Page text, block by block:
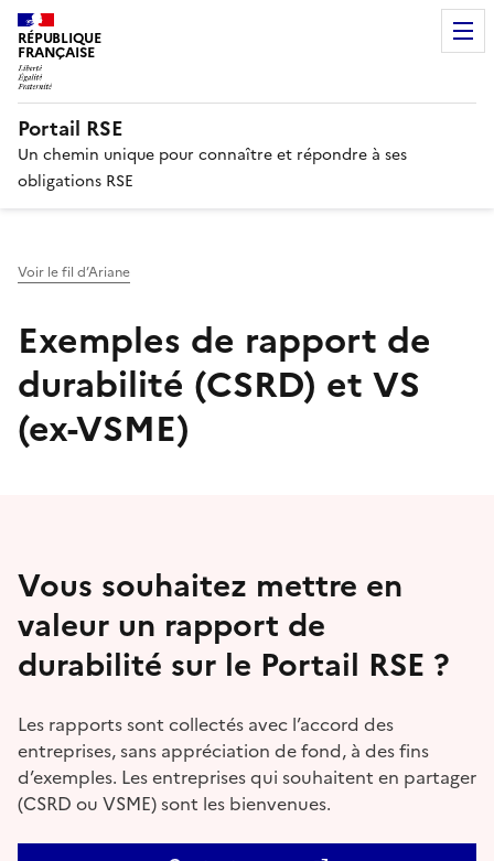
RÉPUBLIQUE
FRANÇAISE
Portail RSE
Un chemin unique pour connaître et répondre à ses
obligations RSE
Voir le fil d’Ariane
Exemples de rapport de
durabilité (CSRD) et VS
(ex-VSME)
Vous souhaitez mettre en
valeur un rapport de
durabilité sur le Portail RSE ?
Les rapports sont collectés avec l’accord des
entreprises, sans appréciation de fond, à des fins
d’exemples. Les entreprises qui souhaitent en partager
(CSRD ou VSME) sont les bienvenues.